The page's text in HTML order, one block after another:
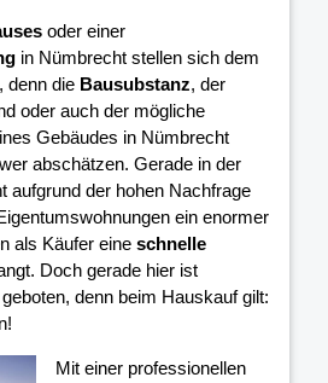
oder einer
in Nümbrecht stellen sich dem
denn die Bausubstanz, der
oder auch der mögliche
Gebäudes in Nümbrecht
abschätzen. Gerade in der
aufgrund der hohen Nachfrage
ein enormer
als Käufer eine schnelle
Doch gerade hier ist
denn beim Hauskauf gilt:
Mit einer professionellen